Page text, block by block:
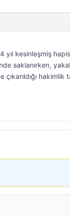
yıl kesinleşmiş
saklanırken,
hakimlik